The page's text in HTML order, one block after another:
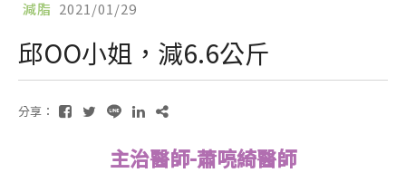
減脂 2021/01/29
邱OO小姐，減6.6公斤
分享：
主治醫師-蕭喨綺醫師